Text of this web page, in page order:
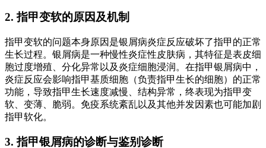
2. 指甲变软的原因及机制
指甲变软的问题本身原因是银屑病炎症反应破坏了指甲的正常
生长过程。银屑病是一种慢性炎症性皮肤病，其特征是表皮细
胞过度增殖、分化异常以及炎症细胞浸润。在指甲银屑病中，
炎症反应会影响指甲基质细胞（负责指甲生长的细胞）的正常
功能，导致指甲生长速度减慢、结构异常，终表现为指甲变
软、变薄、脆弱。免疫系统紊乱以及其他并发因素也可能加剧
指甲软化。
3. 指甲银屑病的诊断与鉴别诊断